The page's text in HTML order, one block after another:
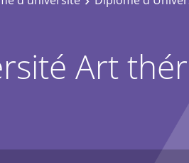
Art